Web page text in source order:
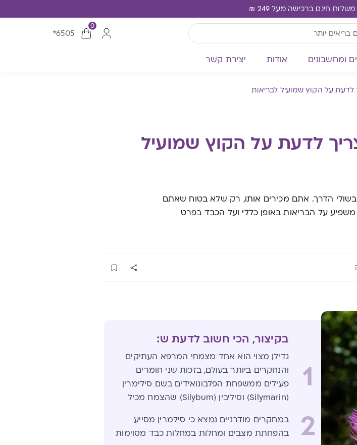
0
*6505
ומחשבונים אודות יצירת קשר
לדעת על הקוץ שמועיל לבריאות
לדעת על הקוץ שמועיל
בשולי הדרך. אתם מכירים אותו, רק שלא בטוח שאתם
משפיע על הבריאות באופן כללי ועל הכבד בפרט
בקיצור, הכי חשוב לדעת ש:
1
גדילן מצוי הוא אחד מצמחי המרפא העתיקים
והנחקרים ביותר בעולם, בזכות שני חומרים
פעילים ממשפחת הפלבונואידים בשם סילימרין
(Silymarin) וסיליבין (Silybum) שהצמח מכיל
2
במחקרים מודרניים נמצא כי סילמרין מסייע
בהפחתת מצבים ומחלות במחלות כבד מסוימות